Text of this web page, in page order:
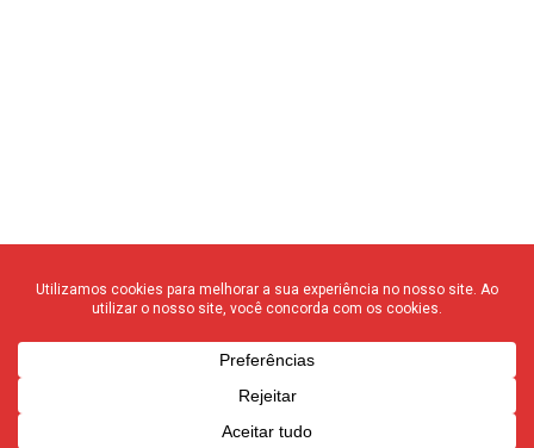
© 2020 F3 Notícias – Todos os direitos reservados
quem somos